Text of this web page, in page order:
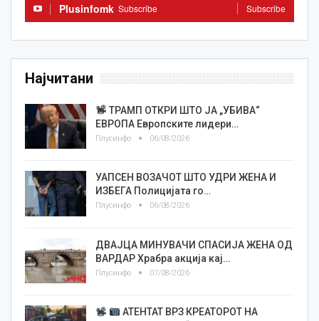
Plusinfomk Subscribe Subscribe
Најчитани
ТРАМП ОТКРИ ШТО ЈА „УБИВА“
ЕВРОПА Европските лидери…
Плусинфо 06/08/2026
УАПСЕН ВОЗАЧОТ ШТО УДРИ ЖЕНА И
ИЗБЕГА Полицијата го…
Плусинфо 06/08/2026
ДВАЈЦА МИНУВАЧИ СПАСИЈА ЖЕНА ОД
ВАРДАР Храбра акција кај…
Плусинфо 07/08/2026
АТЕНТАТ ВРЗ КРЕАТОРОТ НА